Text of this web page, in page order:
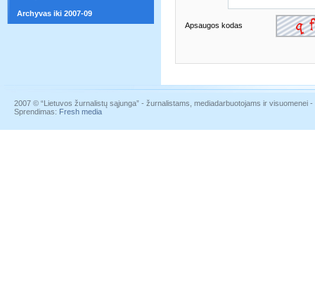
Archyvas iki 2007-09
Apsaugos kodas
2007 © “Lietuvos žurnalistų sąjunga” - žurnalistams, mediadarbuotojams ir visuomenei
Sprendimas: Fresh media